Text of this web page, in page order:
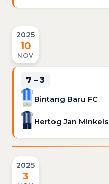
2025
10
NOV
7 – 3
Bintang Baru FC
Hertog Jan Minkels
2025
3